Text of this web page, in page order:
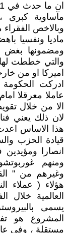
مآساوية كبرى
وبالاخص الفقراء
ماديا ونفسيا
ومضمونها بغض
والتي خططت
اميركا او من
ادركت الحكومة
عاملا معرقلا
الا من خلال
لان ذلك يعني
هذا الاساس
قيادة الحزب
انصارا
ومنهم
وغيرهم من "
هؤلاء ( عملاء
يسمى
المشروع هو